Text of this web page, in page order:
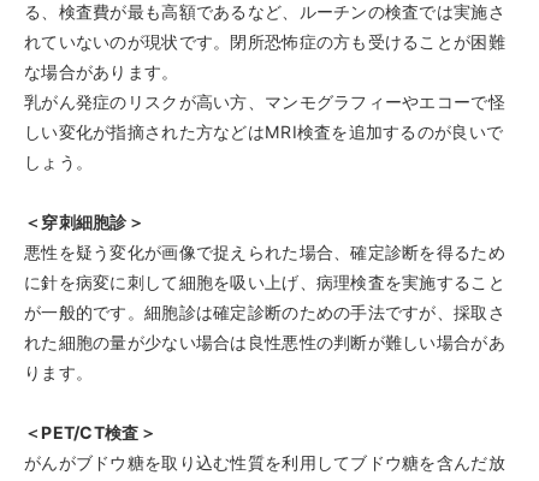
る、検査費が最も高額であるなど、ルーチンの検査では実施さ
れていないのが現状です。閉所恐怖症の方も受けることが困難
な場合があります。
乳がん発症のリスクが高い方、マンモグラフィーやエコーで怪
しい変化が指摘された方などはMRI検査を追加するのが良いで
しょう。
＜穿刺細胞診＞
悪性を疑う変化が画像で捉えられた場合、確定診断を得るため
に針を病変に刺して細胞を吸い上げ、病理検査を実施すること
が一般的です。細胞診は確定診断のための手法ですが、採取さ
れた細胞の量が少ない場合は良性悪性の判断が難しい場合があ
ります。
＜PET/CT検査＞
がんがブドウ糖を取り込む性質を利用してブドウ糖を含んだ放